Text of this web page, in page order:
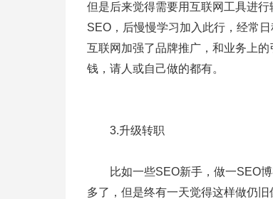
但是后来觉得需要用互联网工具进
SEO，后慢慢学习加入此行，经常
互联网加强了品牌推广，和业务上
钱，请人或自己做的都有。
3.升级转职
比如一些SEO新手，做一SEO博
多了，但是终有一天觉得这样做仍